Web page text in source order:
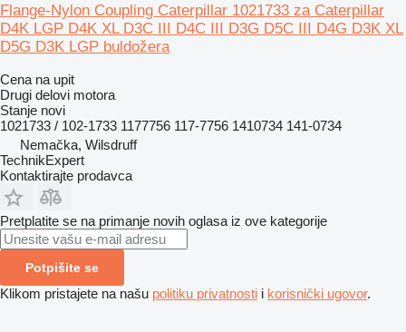
Flange-Nylon Coupling Caterpillar 1021733 za Caterpillar
D4K LGP D4K XL D3C III D4C III D3G D5C III D4G D3K XL
D5G D3K LGP buldožera
Cena na upit
Drugi delovi motora
Stanje novi
1021733 / 102-1733 1177756 117-7756 1410734 141-0734
Nemačka, Wilsdruff
TechnikExpert
Kontaktirajte prodavca
Pretplatite se na primanje novih oglasa iz ove kategorije
Potpišite se
Klikom pristajete na našu politiku privatnosti i korisnički ugovor.